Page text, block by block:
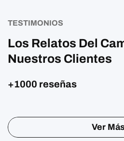
TESTIMONIOS
Los Relatos Del
Nuestros Clientes
+1000 reseñas